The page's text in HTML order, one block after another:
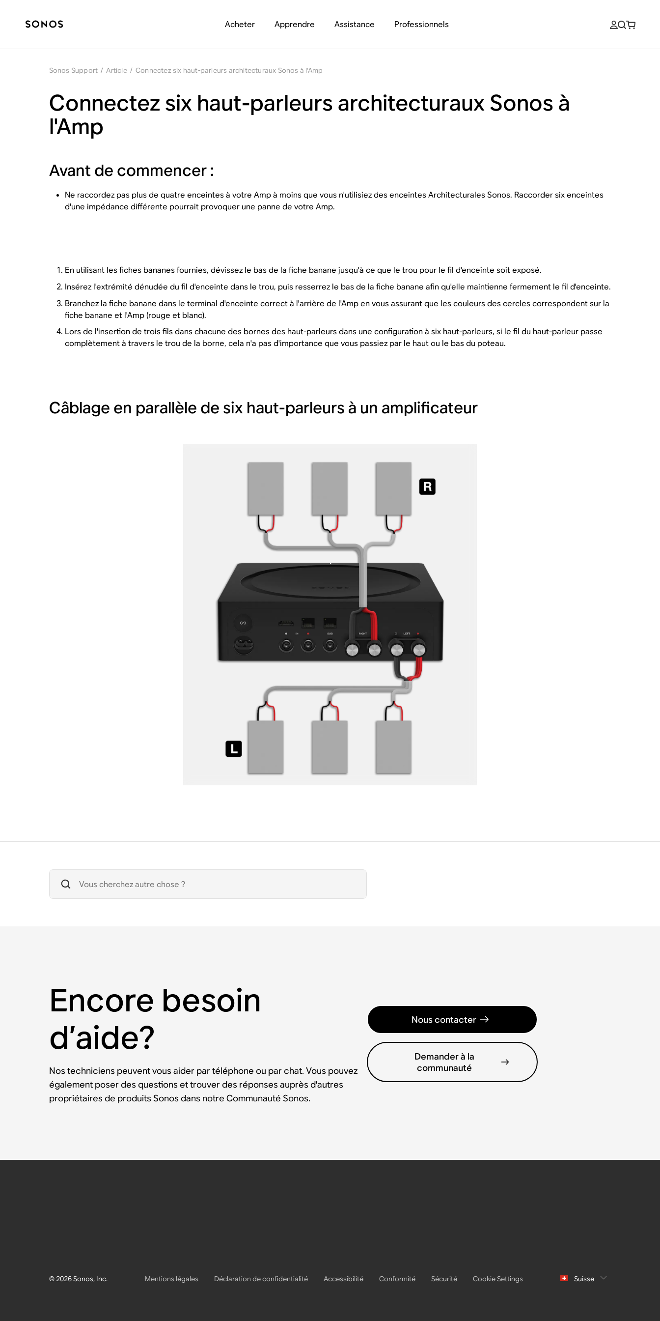
Acheter Apprendre Assistance Professionnels
Sonos Support / Article / Connectez six haut-parleurs architecturaux Sonos à l'Amp
Connectez six haut-parleurs architecturaux Sonos à
l'Amp
Avant de commencer :
Ne raccordez pas plus de quatre enceintes à votre Amp à moins que vous n'utilisiez des enceintes Architecturales Sonos. Raccorder six enceintes
d'une impédance différente pourrait provoquer une panne de votre Amp.
En utilisant les fiches bananes fournies, dévissez le bas de la fiche banane jusqu'à ce que le trou pour le fil d'enceinte soit exposé.
Insérez l'extrémité dénudée du fil d'enceinte dans le trou, puis resserrez le bas de la fiche banane afin qu'elle maintienne fermement le fil d'enceinte.
Branchez la fiche banane dans le terminal d'enceinte correct à l'arrière de l'Amp en vous assurant que les couleurs des cercles correspondent sur la
fiche banane et l'Amp (rouge et blanc).
Lors de l'insertion de trois fils dans chacune des bornes des haut-parleurs dans une configuration à six haut-parleurs, si le fil du haut-parleur passe
complètement à travers le trou de la borne, cela n'a pas d'importance que vous passiez par le haut ou le bas du poteau.
Câblage en parallèle de six haut-parleurs à un amplificateur
Encore besoin
d’aide?
Nos techniciens peuvent vous aider par téléphone ou par chat. Vous pouvez
également poser des questions et trouver des réponses auprès d'autres
propriétaires de produits Sonos dans notre Communauté Sonos.
Nous contacter
Demander à la
communauté
© 2026 Sonos, Inc. Mentions légales Déclaration de confidentialité Accessibilité Conformité Sécurité Cookie Settings Suisse